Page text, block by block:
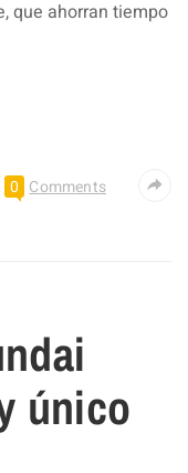
que ahorran tiempo
0 Comments
único